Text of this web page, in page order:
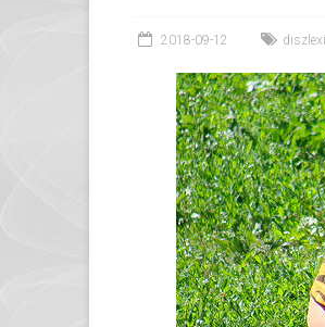
2018-09-12